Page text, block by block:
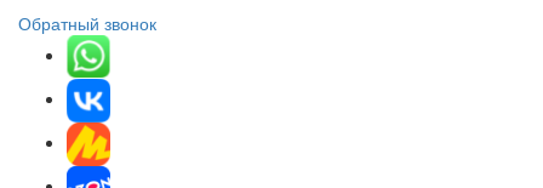
Обратный звонок